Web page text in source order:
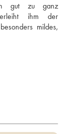
gut zu ganz
ihm der
mildes,